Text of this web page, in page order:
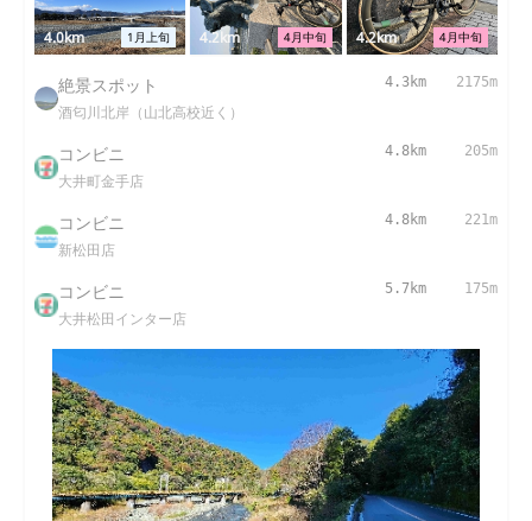
1月上旬
4.0km 4月中旬
4.2km 4月中旬
4.2km
絶景スポット
酒匂川北岸（山北高校近く）
4.3km 2175m
コンビニ
大井町金手店
4.8km 205m
コンビニ
新松田店
4.8km 221m
コンビニ
大井松田インター店
5.7km 175m